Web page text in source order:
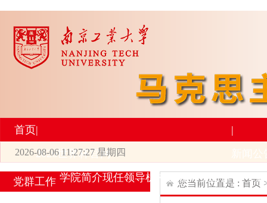
首页|
2026世界杯官网
学院简介现任领导机构设置师资力量
|
2026-08-06 11:27:27 星期四
党群工作 您当前位置是 : 首页